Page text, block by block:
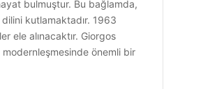
bulmuştur. Bu bağlamda,
kutlamaktadır. 1963
ele alınacaktır. Giorgos
modernleşmesinde önemli bir